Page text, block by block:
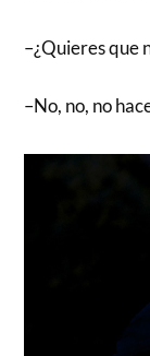
–¿Quieres que
–No, no, no